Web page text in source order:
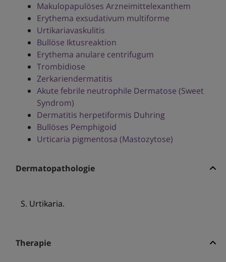
Makulopapulöses Arzneimittelexanthem
Erythema exsudativum multiforme
Urtikariavaskulitis
Bullöse Iktusreaktion
Erythema anulare centrifugum
Trombidiose
Zerkariendermatitis
Akute febrile neutrophile Dermatose (Sweet
Syndrom)
Dermatitis herpetiformis Duhring
Bullöses Pemphigoid
Urticaria pigmentosa (Mastozytose)
Dermatopathologie
S. Urtikaria.
Therapie